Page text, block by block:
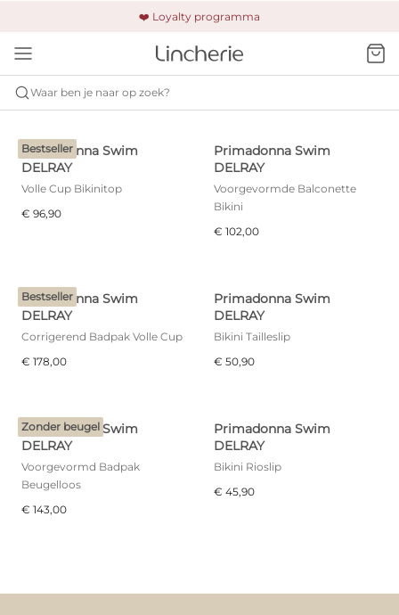
❤️ Loyalty programma
🚚 Gratis verzending & retour
🔒 Altijd veilig betalen
Waar ben je naar op zoek?PRIMADONNA SWIM
DELRAY
Bestseller
Primadonna Swim
DELRAY
Volle Cup Bikinitop
€ 96,90
Primadonna Swim
DELRAY
Voorgevormde Balconette
Bikini
€ 102,00
Bestseller
Primadonna Swim
DELRAY
Corrigerend Badpak Volle Cup
€ 178,00
Primadonna Swim
DELRAY
Bikini Tailleslip
€ 50,90
Zonder beugel
Primadonna Swim
DELRAY
Voorgevormd Badpak
Beugelloos
€ 143,00
Primadonna Swim
DELRAY
Bikini Rioslip
€ 45,90